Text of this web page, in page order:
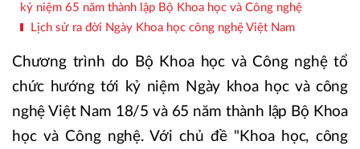
kỷ niệm 65 năm thành lập Bộ Khoa học và Công nghệ
Lịch sử ra đời Ngày Khoa học công nghệ Việt Nam
Chương trình do Bộ Khoa học và Công nghệ tổ
chức hướng tới kỷ niệm Ngày khoa học và công
nghệ Việt Nam 18/5 và 65 năm thành lập Bộ Khoa
học và Công nghệ. Với chủ đề "Khoa học, công